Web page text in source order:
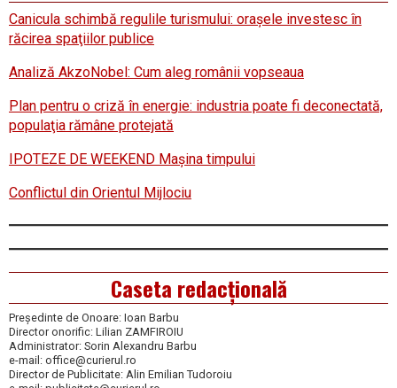
Canicula schimbă regulile turismului: oraşele investesc în
răcirea spaţiilor publice
Analiză AkzoNobel: Cum aleg românii vopseaua
Plan pentru o criză în energie: industria poate fi deconectată,
populaţia rămâne protejată
IPOTEZE DE WEEKEND Maşina timpului
Conflictul din Orientul Mijlociu
Caseta redacțională
Președinte de Onoare: Ioan Barbu
Director onorific: Lilian ZAMFIROIU
Administrator: Sorin Alexandru Barbu
e-mail: office@curierul.ro
Director de Publicitate: Alin Emilian Tudoroiu